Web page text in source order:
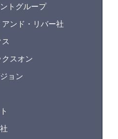
トグループ
ンド・リバー社
スオン
ョン